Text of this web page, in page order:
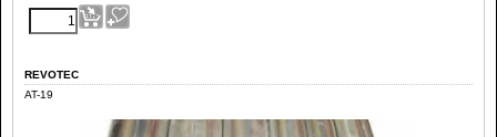
REVOTEC
AT-19